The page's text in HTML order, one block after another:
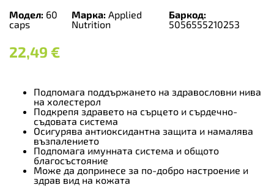
Модел: 60
caps
Марка:Applied
Nutrition
Баркод:
5056555210253
22,49 €
Подпомага поддържането на здравословни нива
на холестерол
Подкрепя здравето на сърцето и сърдечно-
съдовата система
Осигурява антиоксидантна защита и намалява
възпалението
Подпомага имунната система и общото
благосъстояние
Може да допринесе за по-добро настроение и
здрав вид на кожата